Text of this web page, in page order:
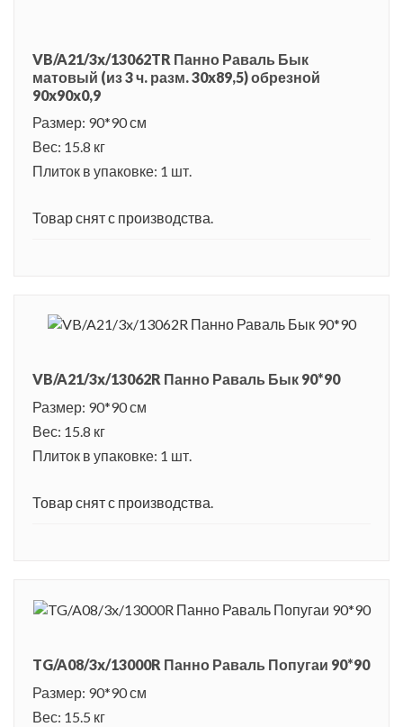
VB/A21/3x/13062TR Панно Раваль Бык
матовый (из 3 ч. разм. 30x89,5) обрезной
90x90x0,9
Размер: 90*90 см
Вес: 15.8 кг
Плиток в упаковке: 1 шт.
Товар снят с производства.
VB/A21/3x/13062R Панно Раваль Бык 90*90
Размер: 90*90 см
Вес: 15.8 кг
Плиток в упаковке: 1 шт.
Товар снят с производства.
TG/A08/3x/13000R Панно Раваль Попугаи 90*90
Размер: 90*90 см
Вес: 15.5 кг